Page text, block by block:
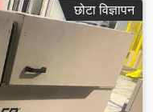
छोटा विज्ञापन